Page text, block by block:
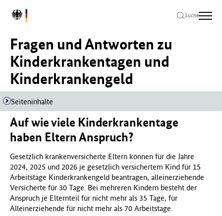
Hauptinhalt
springen
Hauptnavigation
springen
Seitenende
springen
L
o
B
u
n
d
e
s
m
i
n
s
t
e
r
i
u
Suche
Fragen und Antworten zu
Kinderkrankentagen und
Kinderkrankengeld
Seiteninhalte
Auf wie viele Kinderkrankentage
haben Eltern Anspruch?
Gesetzlich krankenversicherte Eltern können für die Jahre
2024, 2025 und 2026 je gesetzlich versichertem Kind für 15
Arbeitstage Kinderkrankengeld beantragen, alleinerziehende
Versicherte für 30 Tage. Bei mehreren Kindern besteht der
Anspruch je Elternteil für nicht mehr als 35 Tage, für
Alleinerziehende für nicht mehr als 70 Arbeitstage.